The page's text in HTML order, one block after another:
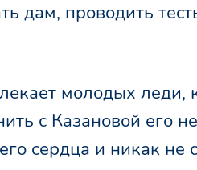
дам, проводить
молодых леди,
с Казановой его
сердца и никак не